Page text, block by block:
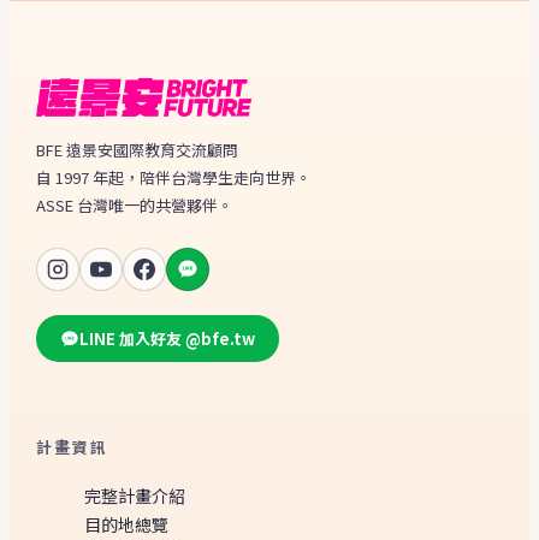
BFE 遠景安國際教育交流顧問
自 1997 年起，陪伴台灣學生走向世界。
ASSE 台灣唯一的共營夥伴。
LINE 加入好友 @bfe.tw
計畫資訊
完整計畫介紹
目的地總覽